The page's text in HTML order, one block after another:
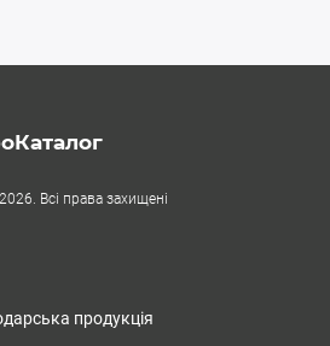
Всі права захищені
продукція